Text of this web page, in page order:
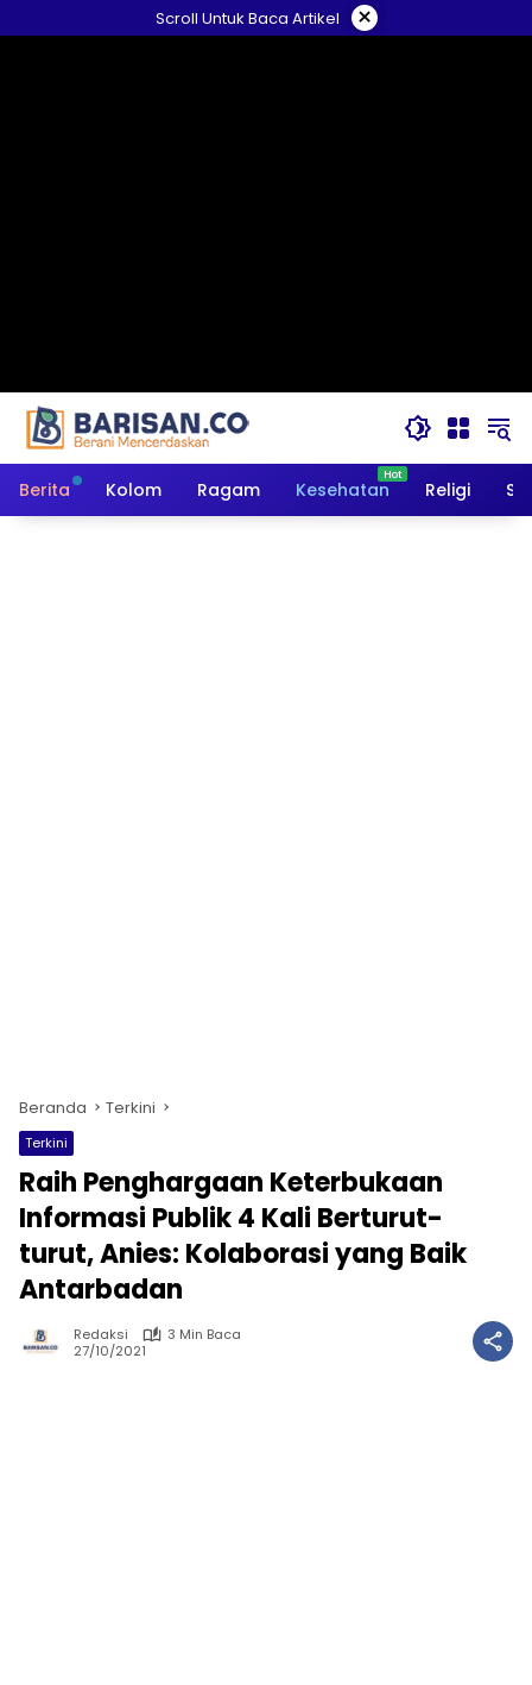
ke
Scroll Untuk Baca Artikel ×
Berita Kolom Ragam Kesehatan Religi
Beranda Terkini
Terkini
Raih Penghargaan Keterbukaan
Informasi Publik 4 Kali Berturut-
turut, Anies: Kolaborasi yang Baik
Antarbadan
Redaksi
3 Min Baca
27/10/2021